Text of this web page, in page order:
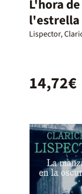
L'hora de
l'estrella
Lispector,
14,72€